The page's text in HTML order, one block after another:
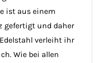
ist aus einem
gefertigt und daher
verleiht ihr
Wie bei allen